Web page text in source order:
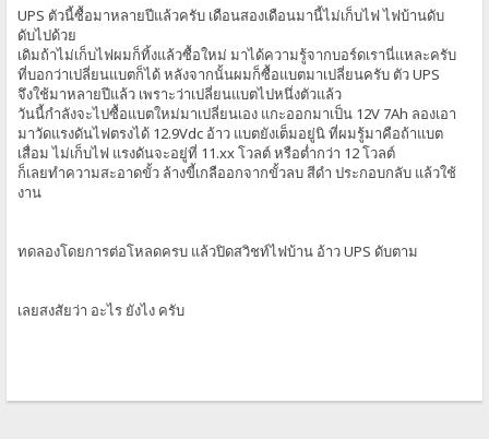
UPS ตัวนี้ซื้อมาหลายปีแล้วครับ เดือนสองเดือนมานี้ไม่เก็บไฟ ไฟบ้านดับ
ดับไปด้วย
เดิมถ้าไม่เก็บไฟผมก็ทิ้งแล้วซื้อใหม่ มาได้ความรู้จากบอร์ดเรานี่แหละครับ
ที่บอกว่าเปลี่ยนแบตก็ได้ หลังจากนั้นผมก็ซื้อแบตมาเปลี่ยนครับ ตัว UPS
จึงใช้มาหลายปีแล้ว เพราะว่าเปลี่ยนแบตไปหนึ่งตัวแล้ว
วันนี้กำลังจะไปซื้อแบตใหม่มาเปลี่ยนเอง แกะออกมาเป็น 12V 7Ah ลองเอา
มาวัดแรงดันไฟตรงได้ 12.9Vdc อ้าว แบตยังเต็มอยู่นิ ที่ผมรู้มาคือถ้าแบต
เสื่อม ไม่เก็บไฟ แรงดันจะอยู่ที่ 11.xx โวลต์ หรือต่ำกว่า 12 โวลต์
ก็เลยทำความสะอาดขั้ว ล้างขี้เกลืออกจากขั้วลบ สีดำ ประกอบกลับ แล้วใช้
งาน
ทดลองโดยการต่อโหลดครบ แล้วปิดสวิชท์ไฟบ้าน อ้าว UPS ดับตาม
เลยสงสัยว่า อะไร ยังไง ครับ